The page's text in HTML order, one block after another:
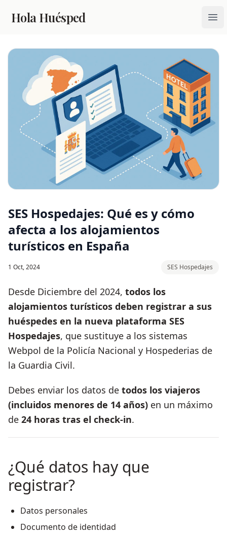
Hola Huésped
SES Hospedajes: Qué es y cómo
afecta a los alojamientos
turísticos en España
1 Oct, 2024 SES Hospedajes
Desde Diciembre del 2024, todos los
alojamientos turísticos deben registrar a sus
huéspedes en la nueva plataforma SES
Hospedajes, que sustituye a los sistemas
Webpol de la Policía Nacional y Hospederias de
la Guardia Civil.
Debes enviar los datos de todos los viajeros
(incluidos menores de 14 años) en un máximo
de 24 horas tras el check-in.
¿Qué datos hay que
registrar?
Datos personales
Documento de identidad